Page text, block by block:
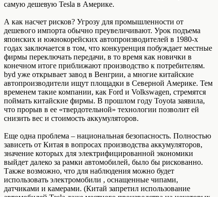
самую дешевую Tesla в Америке.
А как насчет рисков? Угрозу для промышленности от
дешевого импорта обычно преувеличивают. Урок подъема
японских и южнокорейских автопроизводителей в 1980-х
годах заключается в том, что конкуренция побуждает местные
фирмы переключать передачи, в то время как новички в
конечном итоге приближают производство к потребителям.
byd уже открывает завод в Венгрии, а многие китайские
автопроизводители ищут площадки в Северной Америке. Тем
временем такие компании, как Ford и Volkswagen, стремятся
поймать китайские фирмы. В прошлом году Toyota заявила,
что прорыв в ее «твердотельной» технологии позволит ей
снизить вес и стоимость аккумуляторов.
Еще одна проблема – национальная безопасность. Полностью
зависеть от Китая в вопросах производства аккумуляторов,
значение которых для электрифицированной экономики
выйдет далеко за рамки автомобилей, было бы рискованно.
Также возможно, что для наблюдения можно будет
использовать электромобили , оснащенные чипами,
датчиками и камерами. (Китай запретил использование